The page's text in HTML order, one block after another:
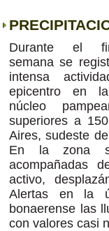
Durante el
semana se
intensa
epicentro en
núcleo
superiores a
Aires, sudeste
En la zona
acompañadas
activo,
Alertas en la
bonaerense las
con valores casi